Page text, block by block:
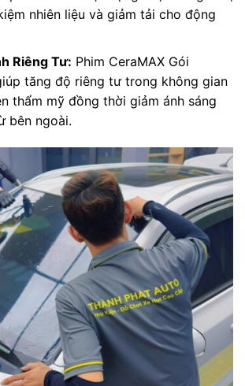
nhiên liệu và giảm tải cho động
Riêng Tư: Phim CeraMAX Gói
tăng độ riêng tư trong không gian
thẩm mỹ đồng thời giảm ánh sáng
bên ngoài.